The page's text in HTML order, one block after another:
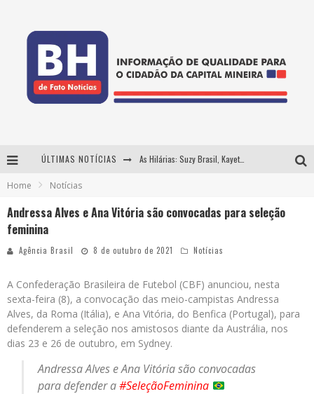
ÚLTIMAS NOTÍCIAS As Hilárias: Suzy Brasil, Kayete e Karoline Absinto retornam a Belo Horizonte para apresentação única no Teatro Sesiminas
Usecorp consolida a 'economia do uso' no B2B brasileiro, vira S.A. e impulsiona expansão com novo fundo estruturado
Home Notícias
Andressa Alves e Ana Vitória são convocadas para seleção
feminina
Agência Brasil 8 de outubro de 2021 Notícias
A Confederação Brasileira de Futebol (CBF) anunciou, nesta
sexta-feira (8), a convocação das meio-campistas Andressa
Alves, da Roma (Itália), e Ana Vitória, do Benfica (Portugal), para
defenderem a seleção nos amistosos diante da Austrália, nos
dias 23 e 26 de outubro, em Sydney.
Andressa Alves e Ana Vitória são convocadas
para defender a#SeleçãoFeminina